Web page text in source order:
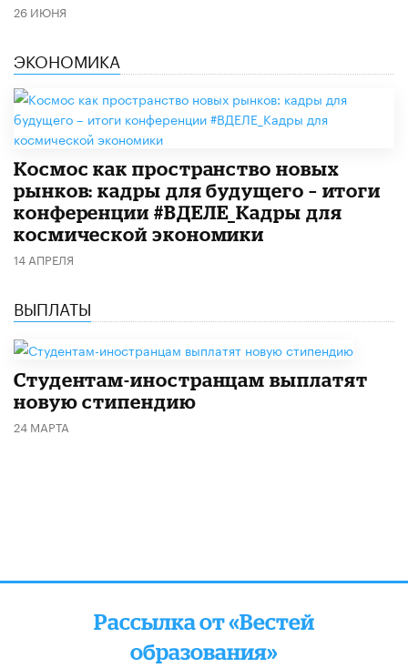
26 ИЮНЯ
ЭКОНОМИКА
Космос как пространство новых
рынков: кадры для будущего – итоги
конференции #ВДЕЛЕ_Кадры для
космической экономики
14 АПРЕЛЯ
ВЫПЛАТЫ
Студентам-иностранцам выплатят
новую стипендию
24 МАРТА
Рассылка от «Вестей
образования»